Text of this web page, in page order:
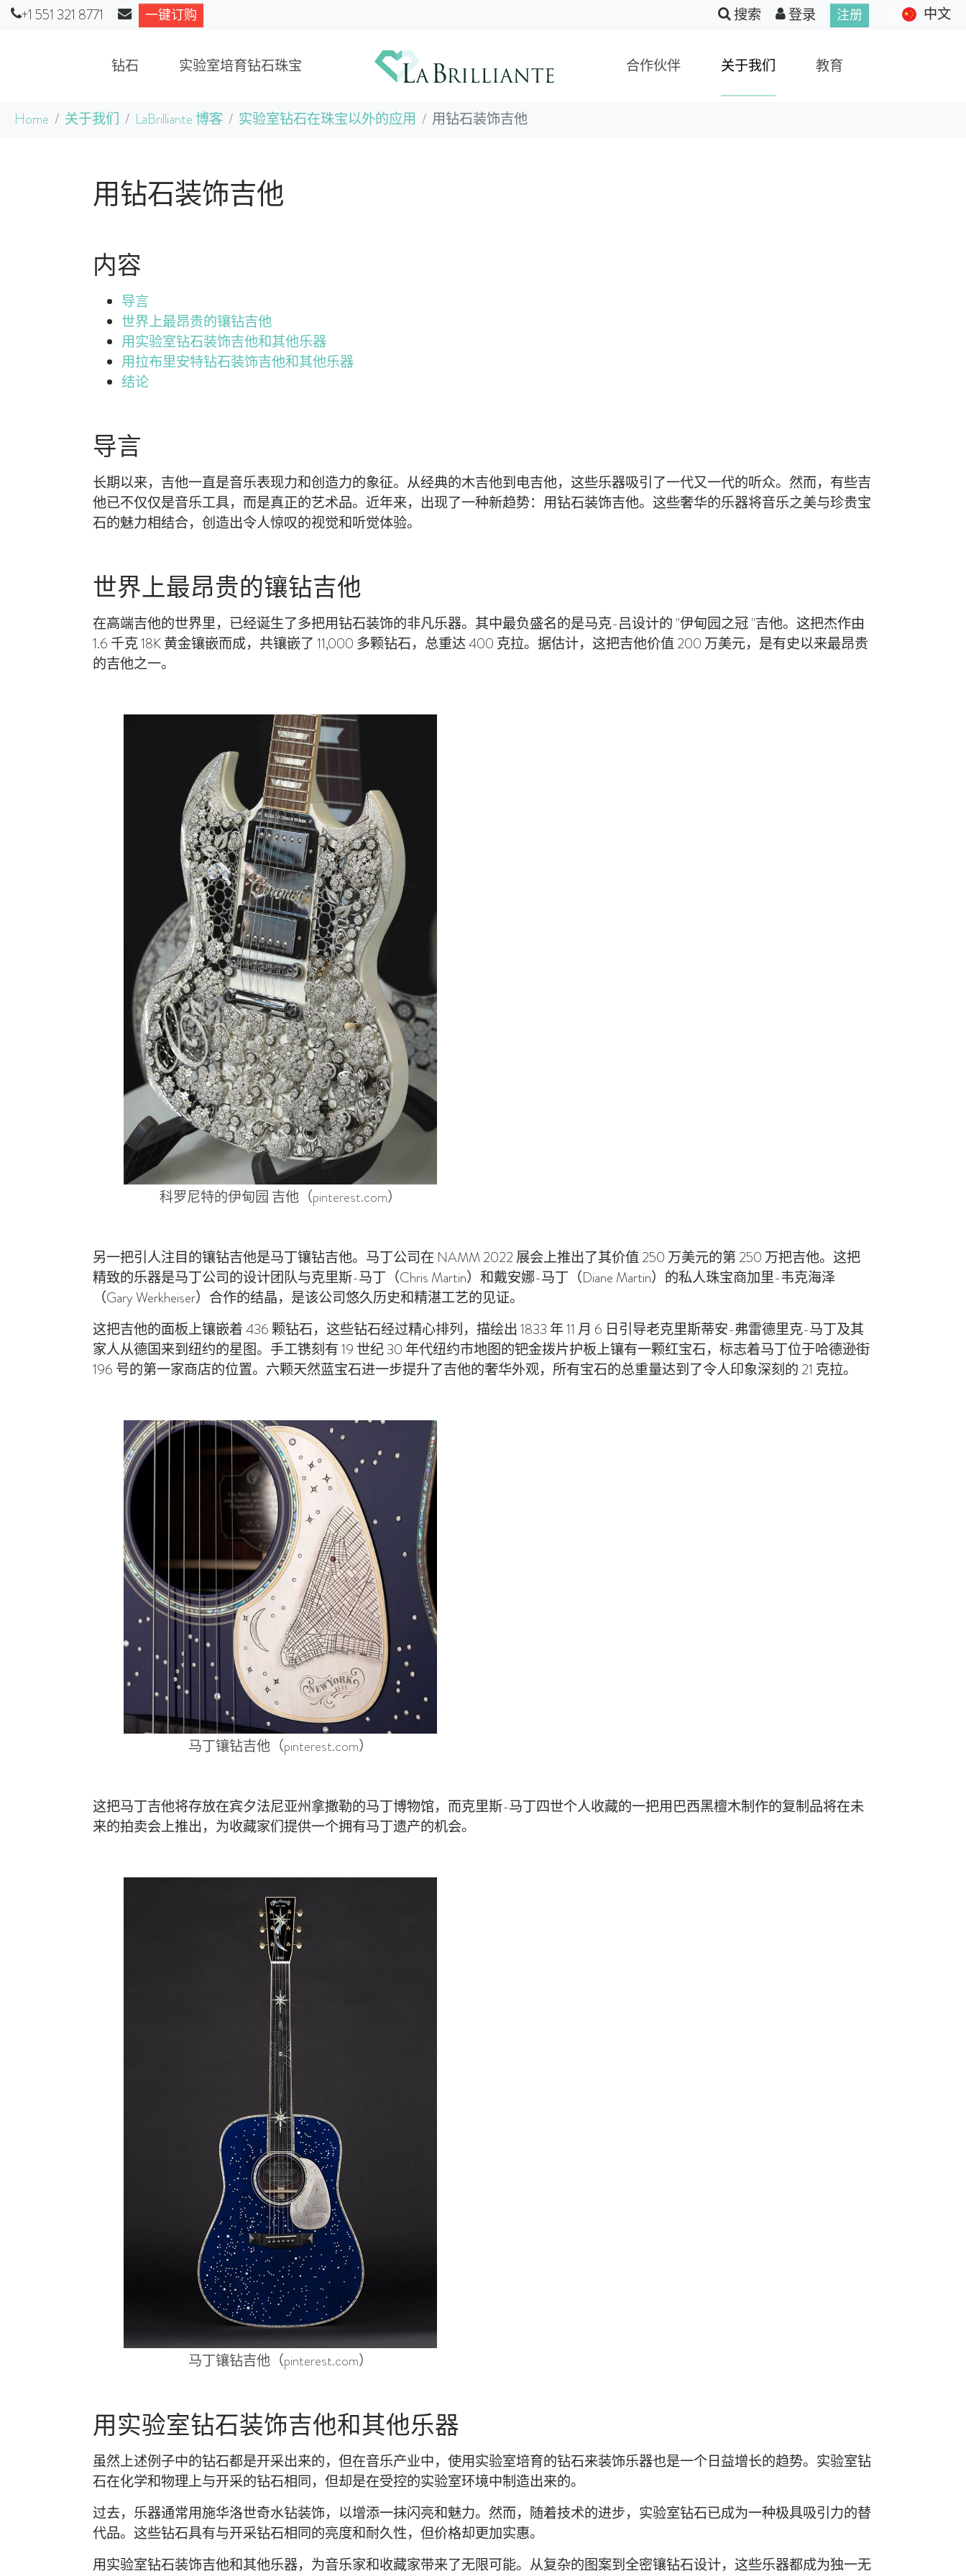
跳到主要内容
+1 551 321 8771 一键订购 搜索 登录 注册 中文
钻石 实验室培育钻石珠宝 合作伙伴 关于我们 教育
当前位置：
Home 关于我们 LaBrilliante 博客 实验室钻石在珠宝以外的应用 用钻石装饰吉他
用钻石装饰吉他
内容
导言
世界上最昂贵的镶钻吉他
用实验室钻石装饰吉他和其他乐器
用拉布里安特钻石装饰吉他和其他乐器
结论
导言
长期以来，吉他一直是音乐表现力和创造力的象征。从经典的木吉他到电吉他，这些乐器吸引了一代又一代的听众。然而，有些吉
他已不仅仅是音乐工具，而是真正的艺术品。近年来，出现了一种新趋势：用钻石装饰吉他。这些奢华的乐器将音乐之美与珍贵宝
石的魅力相结合，创造出令人惊叹的视觉和听觉体验。
世界上最昂贵的镶钻吉他
在高端吉他的世界里，已经诞生了多把用钻石装饰的非凡乐器。其中最负盛名的是马克-吕设计的 "伊甸园之冠 "吉他。这把杰作由
1.6 千克 18K 黄金镶嵌而成，共镶嵌了 11,000 多颗钻石，总重达 400 克拉。据估计，这把吉他价值 200 万美元，是有史以来最昂贵
的吉他之一。
科罗尼特的伊甸园 吉他（pinterest.com）
另一把引人注目的镶钻吉他是马丁镶钻吉他。马丁公司在 NAMM 2022 展会上推出了其价值 250 万美元的第 250 万把吉他。这把
精致的乐器是马丁公司的设计团队与克里斯-马丁（Chris Martin）和戴安娜-马丁（Diane Martin）的私人珠宝商加里-韦克海泽
（Gary Werkheiser）合作的结晶，是该公司悠久历史和精湛工艺的见证。
这把吉他的面板上镶嵌着 436 颗钻石，这些钻石经过精心排列，描绘出 1833 年 11 月 6 日引导老克里斯蒂安-弗雷德里克-马丁及其
家人从德国来到纽约的星图。手工镌刻有 19 世纪 30 年代纽约市地图的钯金拨片护板上镶有一颗红宝石，标志着马丁位于哈德逊街
196 号的第一家商店的位置。六颗天然蓝宝石进一步提升了吉他的奢华外观，所有宝石的总重量达到了令人印象深刻的 21 克拉。
马丁镶钻吉他（pinterest.com）
这把马丁吉他将存放在宾夕法尼亚州拿撒勒的马丁博物馆，而克里斯-马丁四世个人收藏的一把用巴西黑檀木制作的复制品将在未
来的拍卖会上推出，为收藏家们提供一个拥有马丁遗产的机会。
马丁镶钻吉他（pinterest.com）
用实验室钻石装饰吉他和其他乐器
虽然上述例子中的钻石都是开采出来的，但在音乐产业中，使用实验室培育的钻石来装饰乐器也是一个日益增长的趋势。实验室钻
石在化学和物理上与开采的钻石相同，但却是在受控的实验室环境中制造出来的。
过去，乐器通常用施华洛世奇水钻装饰，以增添一抹闪亮和魅力。然而，随着技术的进步，实验室钻石已成为一种极具吸引力的替
代品。这些钻石具有与开采钻石相同的亮度和耐久性，但价格却更加实惠。
用实验室钻石装饰吉他和其他乐器，为音乐家和收藏家带来了无限可能。从复杂的图案到全密镶钻石设计，这些乐器都成为独一无